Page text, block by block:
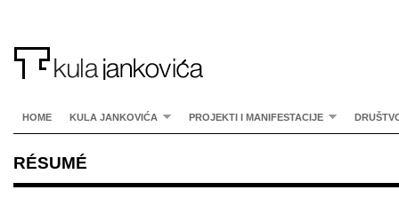
HOME KULA JANKOVIĆA PROJEKTI I MANIFESTACIJE
RÉSUMÉ